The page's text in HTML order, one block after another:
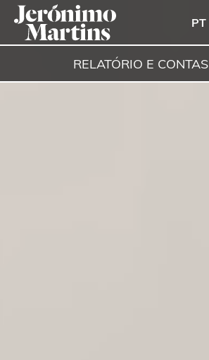
RELATÓRIO E CONTAS
PT